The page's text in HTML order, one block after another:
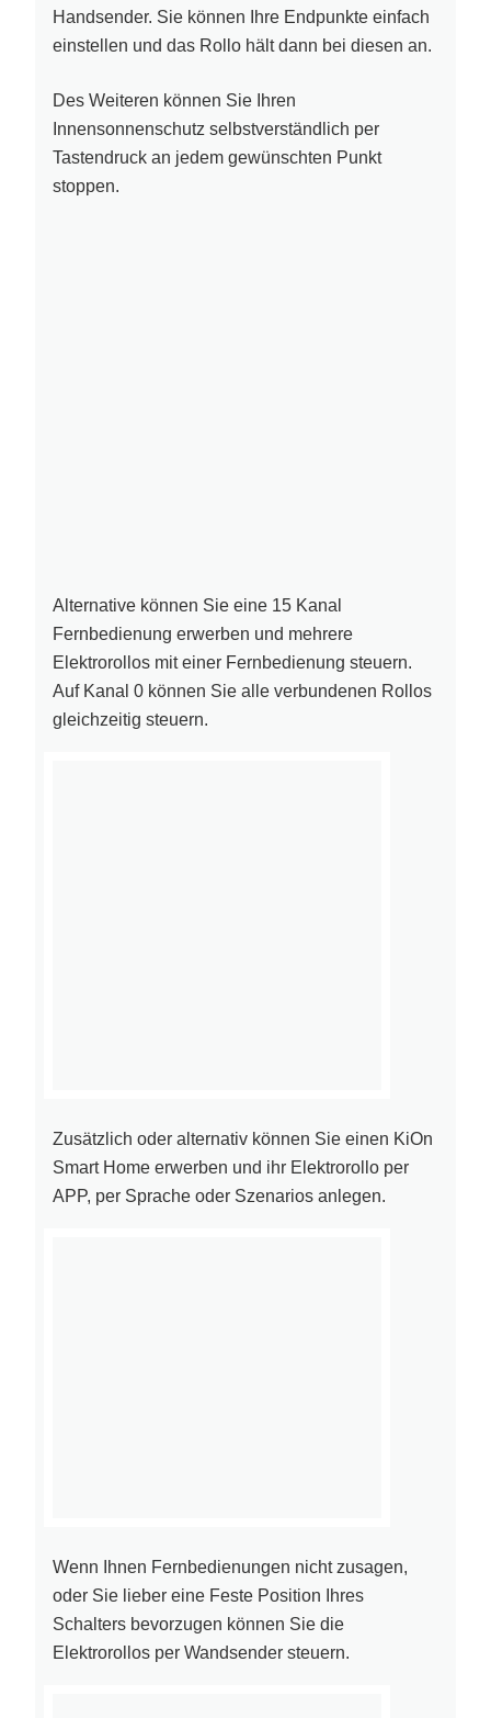
Handsender. Sie können Ihre Endpunkte einfach
einstellen und das Rollo hält dann bei diesen an.
Des Weiteren können Sie Ihren
Innensonnenschutz selbstverständlich per
Tastendruck an jedem gewünschten Punkt
stoppen.
Alternative können Sie eine 15 Kanal
Fernbedienung erwerben und mehrere
Elektrorollos mit einer Fernbedienung steuern.
Auf Kanal 0 können Sie alle verbundenen Rollos
gleichzeitig steuern.
Zusätzlich oder alternativ können Sie einen KiOn
Smart Home erwerben und ihr Elektrorollo per
APP, per Sprache oder Szenarios anlegen.
Wenn Ihnen Fernbedienungen nicht zusagen,
oder Sie lieber eine Feste Position Ihres
Schalters bevorzugen können Sie die
Elektrorollos per Wandsender steuern.